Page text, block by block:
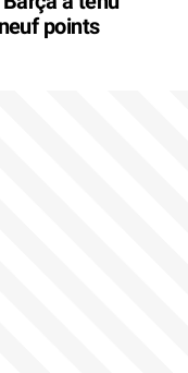
points